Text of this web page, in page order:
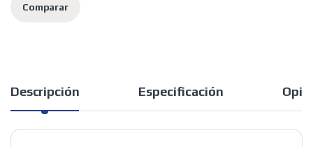
Comparar
Descripción Especificación